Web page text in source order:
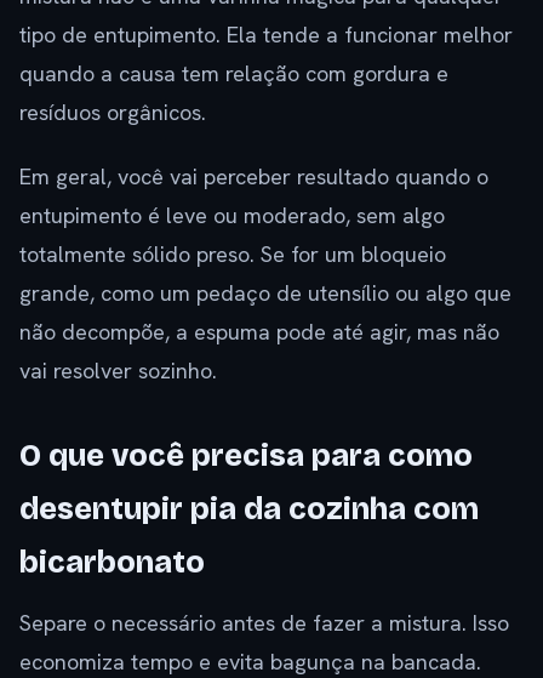
tipo de entupimento. Ela tende a funcionar melhor
quando a causa tem relação com gordura e
resíduos orgânicos.
Em geral, você vai perceber resultado quando o
entupimento é leve ou moderado, sem algo
totalmente sólido preso. Se for um bloqueio
grande, como um pedaço de utensílio ou algo que
não decompõe, a espuma pode até agir, mas não
vai resolver sozinho.
O que você precisa para como
desentupir pia da cozinha com
bicarbonato
Separe o necessário antes de fazer a mistura. Isso
economiza tempo e evita bagunça na bancada.